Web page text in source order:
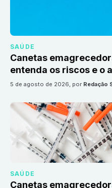
SAÚDE
Canetas
entenda os riscos e o
5 de agosto de 2026, por Redação
SAÚDE
Canetas